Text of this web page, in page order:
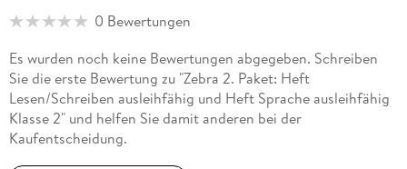
0 Bewertungen
Es wurden noch keine Bewertungen abgegeben. Schreiben
Sie die erste Bewertung zu "Zebra 2. Paket: Heft
Lesen/Schreiben ausleihfähig und Heft Sprache ausleihfähig
Klasse 2" und helfen Sie damit anderen bei der
Kaufentscheidung.